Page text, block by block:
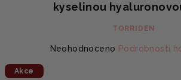
kyselinou
TORRIDEN
Průměrné
Neohodnoceno Podrobnosti
Akce